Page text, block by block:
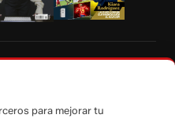
contenidos de Vistazo.com.
para mejorar tu